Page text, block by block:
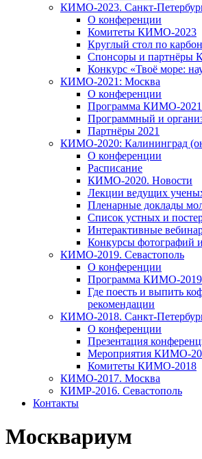
КИМО-2023. Санкт-
О конференции
Комитеты КИМО-2023
Круглый стол по
Спонсоры и партнёры
Конкурс «Твоё море:
КИМО-2021: Москва
О конференции
Программа КИМО-
Программный и
Партнёры 2021
КИМО-2020: Калининград
О конференции
Расписание
КИМО-2020. Новости
Лекции ведущих
Пленарные доклады
Список устных и
Интерактивные
Конкурсы фотографий
КИМО-2019. Севастополь
О конференции
Программа КИМО-2019
Где поесть и выпить
рекомендации
КИМО-2018. Санкт-
О конференции
Презентация
Мероприятия КИМО-
Комитеты КИМО-2018
КИМО-2017. Москва
КИМР-2016. Севастополь
Контакты
Москвариум